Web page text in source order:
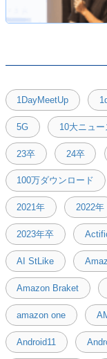
1DayMeetUp
5G 10大ニュー
23卒 24卒
100万ダウンロード
2021年 2022年
2023年卒
AI StLike
Amazon Braket
amazon one
Android11